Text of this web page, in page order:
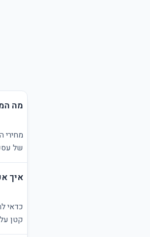
מה
מחירי
של
איך
כדאי
קטן